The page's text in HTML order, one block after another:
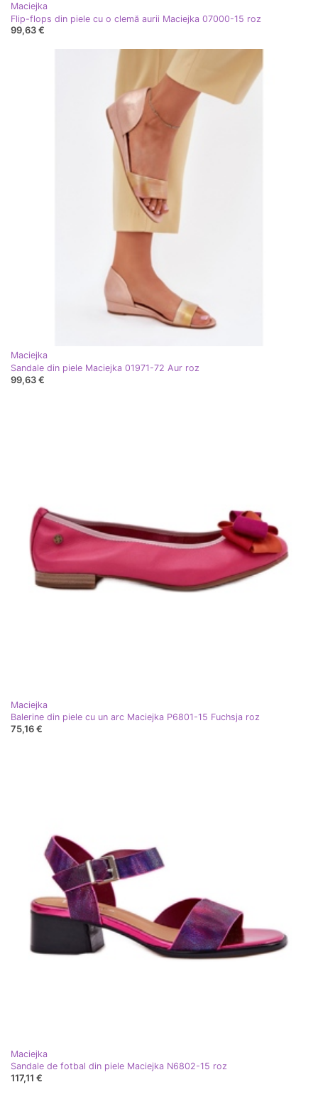
Maciejka
Flip-flops din piele cu o clemă aurii Maciejka 07000-15 roz
99,63 €
Maciejka
Sandale din piele Maciejka 01971-72 Aur roz
99,63 €
Maciejka
Balerine din piele cu un arc Maciejka P6801-15 Fuchsja roz
75,16 €
Maciejka
Sandale de fotbal din piele Maciejka N6802-15 roz
117,11 €